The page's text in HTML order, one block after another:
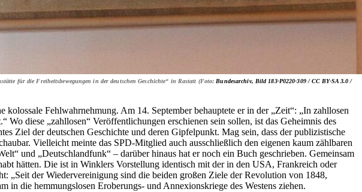
für die Freiheitsbewegungen in der deutschen Geschichte“ in Rastatt (Foto: Bundesarchiv, Bild 183-P0220-309 / CC BY-SA 3.0 /
Fehlwahrnehmung. Am 14. September behauptete er in der „Zeit“: „In zahllosen
diese „zahllosen“ Veröffentlichungen erschienen sein sollen, ist das Geheimnis des
Ziel der deutschen Geschichte und deren Gipfelpunkt. Mag sein, dass der publizistische
Vielleicht meinte das SPD-Mitglied auch ausschließlich den eigenen kaum zählbaren
und „Deutschlandfunk“ – darüber hinaus hat er noch ein Buch geschrieben. Gemeinsam
hätten. Die ist in Winklers Vorstellung identisch mit der in den USA, Frankreich oder
„Seit der Wiedervereinigung sind die beiden großen Ziele der Revolution von 1848,
die hemmungslosen Eroberungs- und Annexionskriege des Westens ziehen.